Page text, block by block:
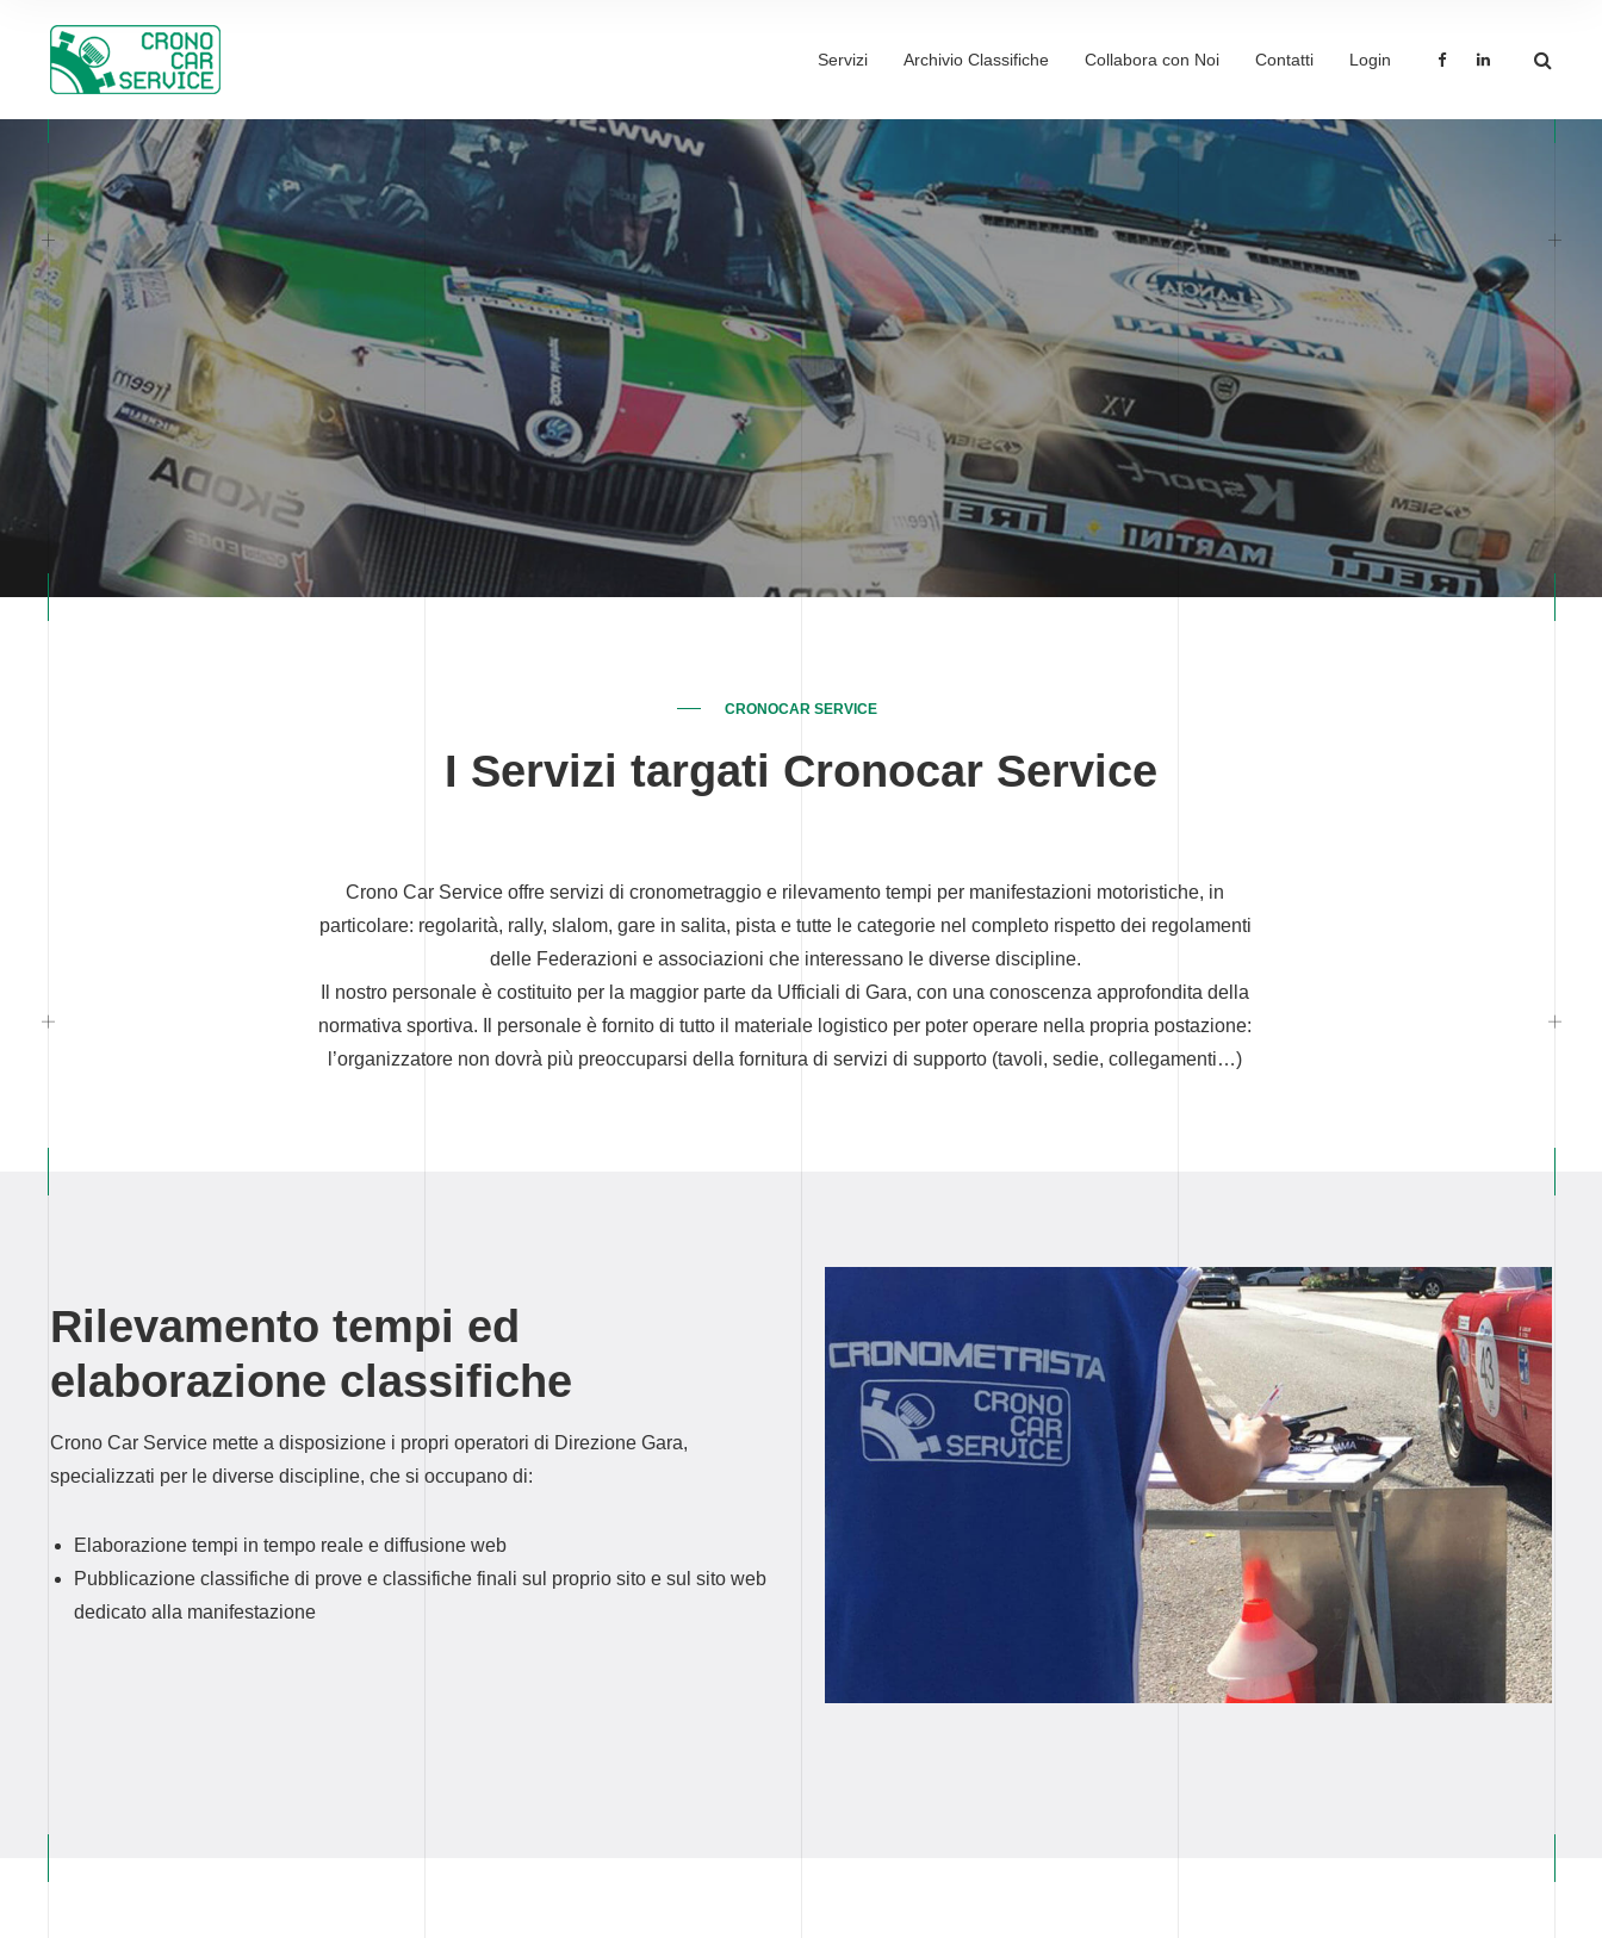
Servizi Archivio Classifiche Collabora con Noi Contatti Login
CRONOCAR SERVICE
I Servizi targati Cronocar Service
Crono Car Service offre servizi di cronometraggio e rilevamento tempi per manifestazioni motoristiche, in
particolare: regolarità, rally, slalom, gare in salita, pista e tutte le categorie nel completo rispetto dei regolamenti
delle Federazioni e associazioni che interessano le diverse discipline.
Il nostro personale è costituito per la maggior parte da Ufficiali di Gara, con una conoscenza approfondita della
normativa sportiva. Il personale è fornito di tutto il materiale logistico per poter operare nella propria postazione:
l’organizzatore non dovrà più preoccuparsi della fornitura di servizi di supporto (tavoli, sedie, collegamenti…)
Rilevamento tempi ed
elaborazione classifiche
Crono Car Service mette a disposizione i propri operatori di Direzione Gara,
specializzati per le diverse discipline, che si occupano di:
Elaborazione tempi in tempo reale e diffusione web
Pubblicazione classifiche di prove e classifiche finali sul proprio sito e sul sito web
dedicato alla manifestazione